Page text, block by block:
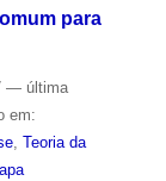
para
— última
em:
, Teoria da